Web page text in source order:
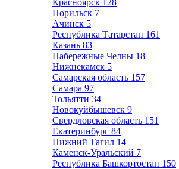
Красноярск 128
Норильск 7
Ачинск 5
Республика Татарстан 161
Казань 83
Набережные Челны 18
Нижнекамск 5
Самарская область 157
Самара 97
Тольятти 34
Новокуйбышевск 9
Свердловская область 151
Екатеринбург 84
Нижний Тагил 14
Каменск-Уральский 7
Республика Башкортостан 150